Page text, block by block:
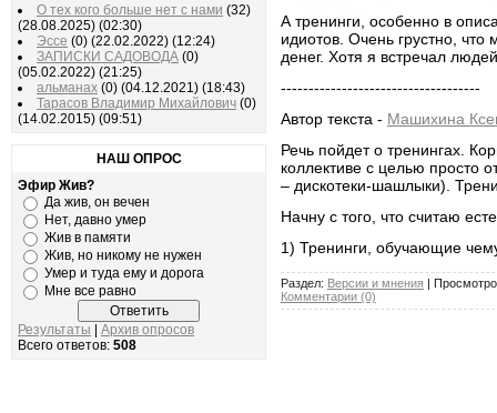
О тех кого больше нет с нами (32)
(28.08.2025) (02:30)
Эссе (0) (22.02.2022) (12:24)
ЗАПИСКИ САДОВОДА (0)
(05.02.2022) (21:25)
альманах (0) (04.12.2021) (18:43)
Тарасов Владимир Михайлович (0)
(14.02.2015) (09:51)
НАШ ОПРОС
Эфир Жив?
Да жив, он вечен
Нет, давно умер
Жив в памяти
Жив, но никому не нужен
Умер и туда ему и дорога
Мне все равно
Результаты
Архив опросов
Всего ответов: 508
А тренинги, особенно в
идиотов. Очень грустно,
денег. Хотя я встречал
------------------------------------
Автор текста - Машихина
Речь пойдет о тренингах.
коллективе с целью просто
– дискотеки-шашлыки).
Начну с того, что считаю
1) Тренинги, обучающие
Раздел: Версии и мнения |
Комментарии (0)